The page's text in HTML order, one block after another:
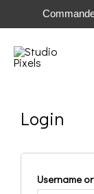
Login
Username